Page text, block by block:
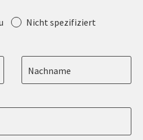
Nicht spezifiziert
Nachname